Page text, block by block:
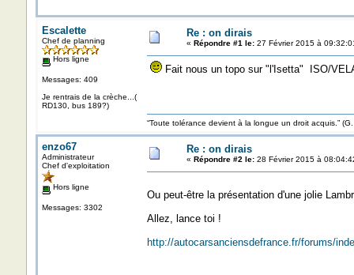
Escalette
Chef de planning
Hors ligne
Messages: 409
Je rentrais de la crèche...(
RD130, bus 189?)
Re : on dirais
« Répondre #1 le:27 Février 2015 à
Fait nous un topo sur "l'Isetta" ISO/
“Toute tolérance devient à la longue un droit acquis.”
enzo67
Administrateur
Chef d'exploitation
Hors ligne
Messages: 3302
Re : on dirais
« Répondre #2 le:28 Février 2015 à
Ou peut-être la présentation d'une jolie
Allez, lance toi !
http://autocarsanciensdefrance.fr/forums/